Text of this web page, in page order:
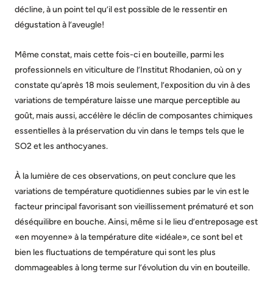
décline, à un point tel qu’il est possible de le ressentir en
dégustation à l’aveugle!
Même constat, mais cette fois-ci en bouteille, parmi les
professionnels en viticulture de l’Institut Rhodanien, où on y
constate qu’après 18 mois seulement, l’exposition du vin à des
variations de température laisse une marque perceptible au
goût, mais aussi, accélère le déclin de composantes chimiques
essentielles à la préservation du vin dans le temps tels que le
SO2 et les anthocyanes.
À la lumière de ces observations, on peut conclure que les
variations de température quotidiennes subies par le vin est le
facteur principal favorisant son vieillissement prématuré et son
déséquilibre en bouche. Ainsi, même si le lieu d’entreposage est
«en moyenne» à la température dite «idéale», ce sont bel et
bien les fluctuations de température qui sont les plus
dommageables à long terme sur l’évolution du vin en bouteille.